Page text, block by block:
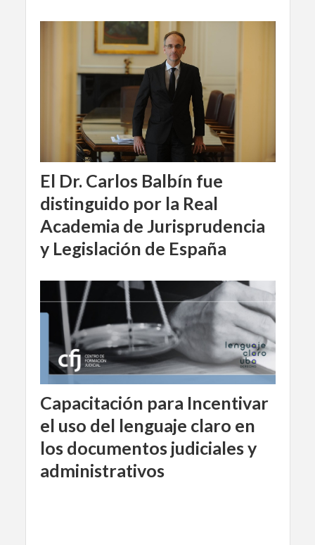
El Dr. Carlos Balbín fue
distinguido por la Real
Academia de Jurisprudencia
y Legislación de España
Capacitación para Incentivar
el uso del lenguaje claro en
los documentos judiciales y
administrativos